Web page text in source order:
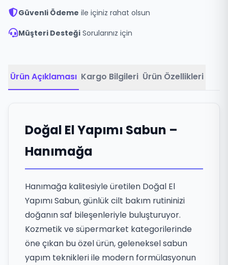
Güvenli Ödeme ile içiniz rahat olsun
Müşteri Desteği Sorularınız için
Ürün Açıklaması Kargo Bilgileri Ürün Özellikleri
Doğal El Yapımı Sabun –
Hanımağa
Hanımağa kalitesiyle üretilen Doğal El
Yapımı Sabun, günlük cilt bakım rutininizi
doğanın saf bileşenleriyle buluşturuyor.
Kozmetik ve süpermarket kategorilerinde
öne çıkan bu özel ürün, geleneksel sabun
yapım teknikleri ile modern formülasyonun